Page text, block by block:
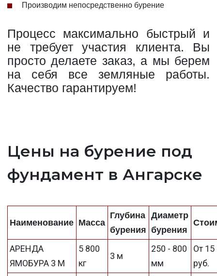
Производим непосредственно бурение
Процесс максимально быстрый и
не требует участия клиента. Вы
просто делаете заказ, а мы берем
на себя все земляные работы.
Качество гарантируем!
Цены на бурение под
фундамент в Ангарске
Наименование Масса
Глубина
бурения
Диаметр
бурения
АРЕНДА
ЯМОБУРА 3 М
5 800
кг
3 м
250 - 800
мм
От 15
руб.